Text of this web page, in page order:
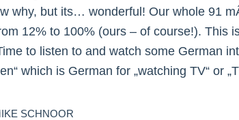
why, but its… wonderful! Our whole 91
12% to 100% (ours – of course!). This
to listen to and watch some German
which is German for „watching TV“ or
SCHNOOR